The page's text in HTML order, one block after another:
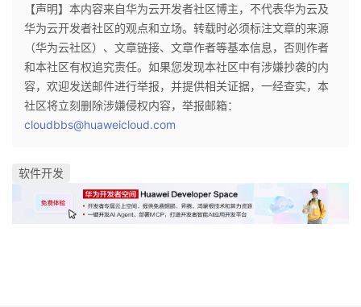
【声明】本内容来自华为云开发者社区博主，不代表华为云及
华为云开发者社区的观点和立场。转载时必须标注文章的来源
（华为云社区）、文章链接、文章作者等基本信息，否则作者
和本社区有权追究责任。如果您发现本社区中有涉嫌抄袭的内
容，欢迎发送邮件进行举报，并提供相关证据，一经查实，本
社区将立刻删除涉嫌侵权内容，举报邮箱：
cloudbbs@huaweicloud.com
软件开发